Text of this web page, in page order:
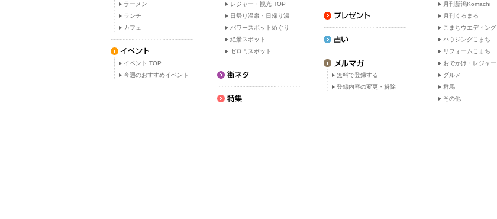
ラーメン
ランチ
カフェ
イベント TOP
今週のおすすめイベント
レジャー・観光 TOP
日帰り温泉・日帰り湯
パワースポットめぐり
絶景スポット
ゼロ円スポット
無料で登録する
登録内容の変更・解除
月刊新潟Komachi
月刊くるまる
こまちウエディング
ハウジングこまち
リフォームこまち
おでかけ・レジャー
グルメ
群馬
その他